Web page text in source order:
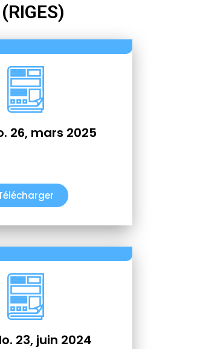
26, mars 2025
23, juin 2024